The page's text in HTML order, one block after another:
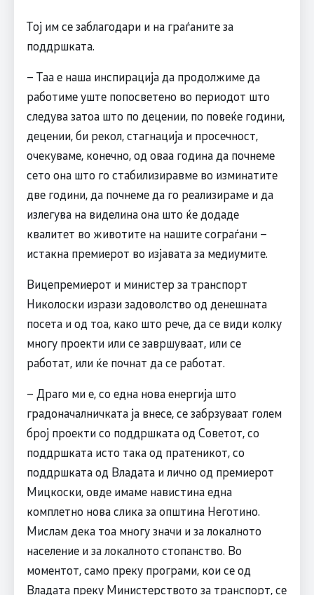
Тој им се заблагодари и на граѓаните за
поддршката.
– Таа е наша инспирација да продолжиме да
работиме уште попосветено во периодот што
следува затоа што по децении, по повеќе години,
децении, би рекол, стагнација и просечност,
очекуваме, конечно, од оваа година да почнеме
сето она што го стабилизиравме во изминатите
две години, да почнеме да го реализираме и да
излегува на виделина она што ќе додаде
квалитет во животите на нашите сограѓани –
истакна премиерот во изјавата за медиумите.
Вицепремиерот и министер за транспорт
Николоски изрази задоволство од денешната
посета и од тоа, како што рече, да се види колку
многу проекти или се завршуваат, или се
работат, или ќе почнат да се работат.
– Драго ми е, со една нова енергија што
градоначалничката ја внесе, се забрзуваат голем
број проекти со поддршката од Советот, со
поддршката исто така од пратеникот, со
поддршката од Владата и лично од премиерот
Мицкоски, овде имаме навистина една
комплетно нова слика за општина Неготино.
Мислам дека тоа многу значи и за локалното
население и за локалното стопанство. Во
моментот, само преку програми, кои се од
Владата преку Министерството за транспорт, се